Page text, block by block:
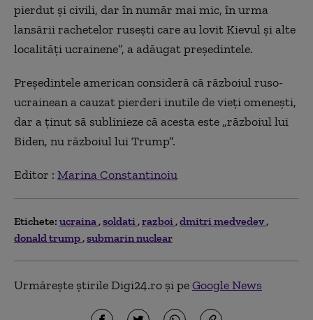
pierdut și civili, dar în număr mai mic, în urma
lansării rachetelor rusești care au lovit Kievul și alte
localități ucrainene”, a adăugat președintele.
Președintele american consideră că războiul ruso-
ucrainean a cauzat pierderi inutile de vieți omenești,
dar a ținut să sublinieze că acesta este „războiul lui
Biden, nu războiul lui Trump”.
Editor : Marina Constantinoiu
Etichete: ucraina soldati razboi dmitri medvedev
donald trump submarin nuclear
Urmărește știrile Digi24.ro și peGoogle News